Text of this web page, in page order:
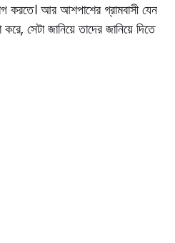
করতে। আর আশপাশের গ্রামবাসী যেন
সেটা জানিয়ে তাদের জানিয়ে দিতে